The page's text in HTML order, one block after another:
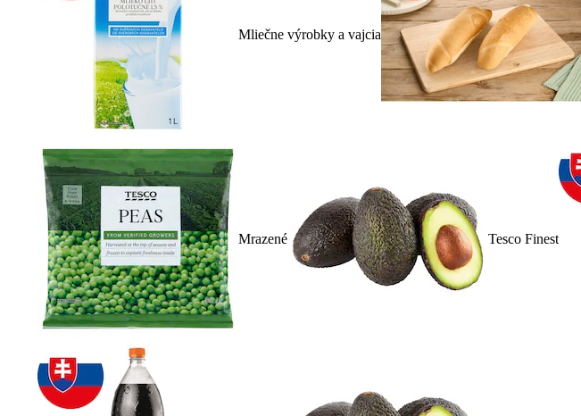
Mliečne výrobky a vajcia
Mrazené Tesco Finest